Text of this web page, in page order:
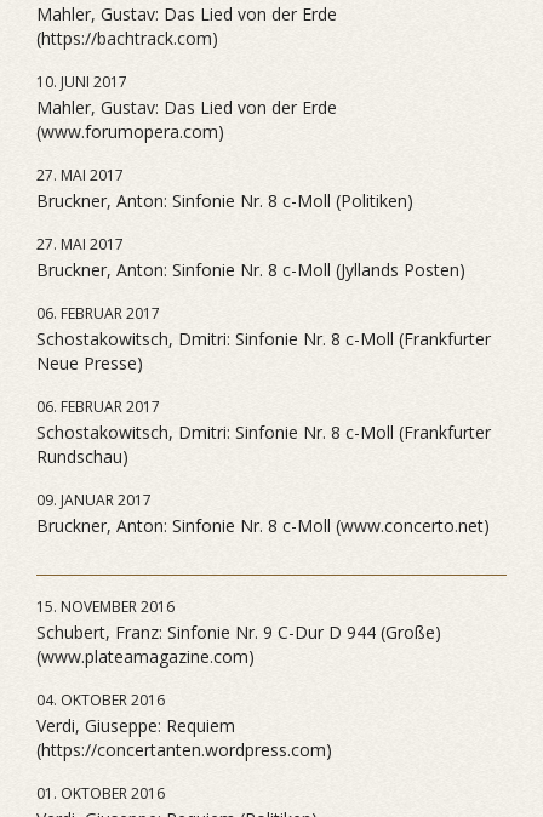
Mahler, Gustav: Das Lied von der Erde
(https://bachtrack.com)
10. JUNI 2017
Mahler, Gustav: Das Lied von der Erde
(www.forumopera.com)
27. MAI 2017
Bruckner, Anton: Sinfonie Nr. 8 c-Moll (Politiken)
27. MAI 2017
Bruckner, Anton: Sinfonie Nr. 8 c-Moll (Jyllands Posten)
06. FEBRUAR 2017
Schostakowitsch, Dmitri: Sinfonie Nr. 8 c-Moll (Frankfurter
Neue Presse)
06. FEBRUAR 2017
Schostakowitsch, Dmitri: Sinfonie Nr. 8 c-Moll (Frankfurter
Rundschau)
09. JANUAR 2017
Bruckner, Anton: Sinfonie Nr. 8 c-Moll (www.concerto.net)
15. NOVEMBER 2016
Schubert, Franz: Sinfonie Nr. 9 C-Dur D 944 (Große)
(www.plateamagazine.com)
04. OKTOBER 2016
Verdi, Giuseppe: Requiem
(https://concertanten.wordpress.com)
01. OKTOBER 2016